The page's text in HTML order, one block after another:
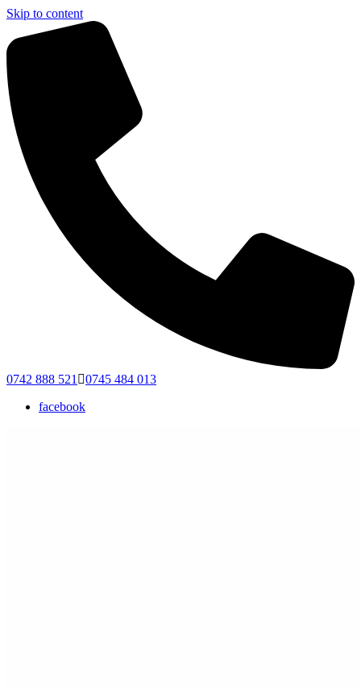
Skip to content
0742 888 521
0745 484 013
facebook